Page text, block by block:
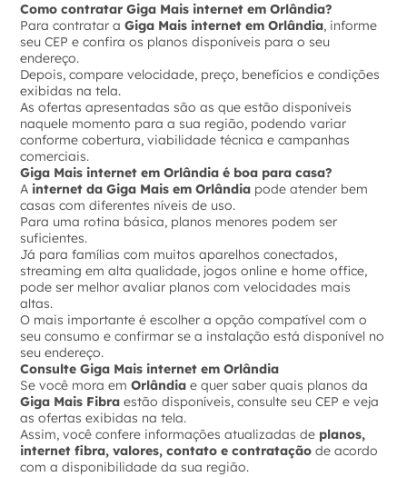
Como contratar Giga Mais internet em Orlândia?
Para contratar aGiga Mais internet em Orlândia, informe
seu CEP e confira os planos disponíveis para o seu
endereço.
Depois, compare velocidade, preço, benefícios e condições
exibidas na tela.
As ofertas apresentadas são as que estão disponíveis
naquele momento para a sua região, podendo variar
conforme cobertura, viabilidade técnica e campanhas
comerciais.
Giga Mais internet em Orlândia é boa para casa?
A internet da Giga Mais em Orlândia pode atender bem
casas com diferentes níveis de uso.
Para uma rotina básica, planos menores podem ser
suficientes.
Já para famílias com muitos aparelhos conectados,
streaming em alta qualidade, jogos online e home office,
pode ser melhor avaliar planos com velocidades mais
altas.
O mais importante é escolher a opção compatível com o
seu consumo e confirmar se a instalação está disponível no
seu endereço.
Consulte Giga Mais internet em Orlândia
Se você mora emOrlândia e quer saber quais planos da
Giga Mais Fibra estão disponíveis, consulte seu CEP e veja
as ofertas exibidas na tela.
Assim, você confere informações atualizadas de planos,
internet fibra, valores, contato e contratação de acordo
com a disponibilidade da sua região.